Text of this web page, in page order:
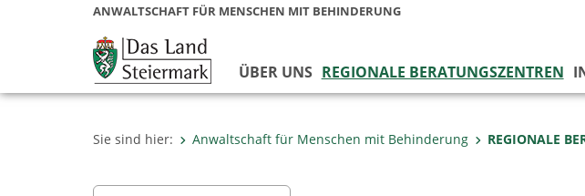
ANWALTSCHAFT FÜR MENSCHEN MIT BEHINDERUNG
ÜBER UNS REGIONALE BERATUNGSZENTREN
Sie sind hier: Anwaltschaft für Menschen mit Behinderung REGIONALE